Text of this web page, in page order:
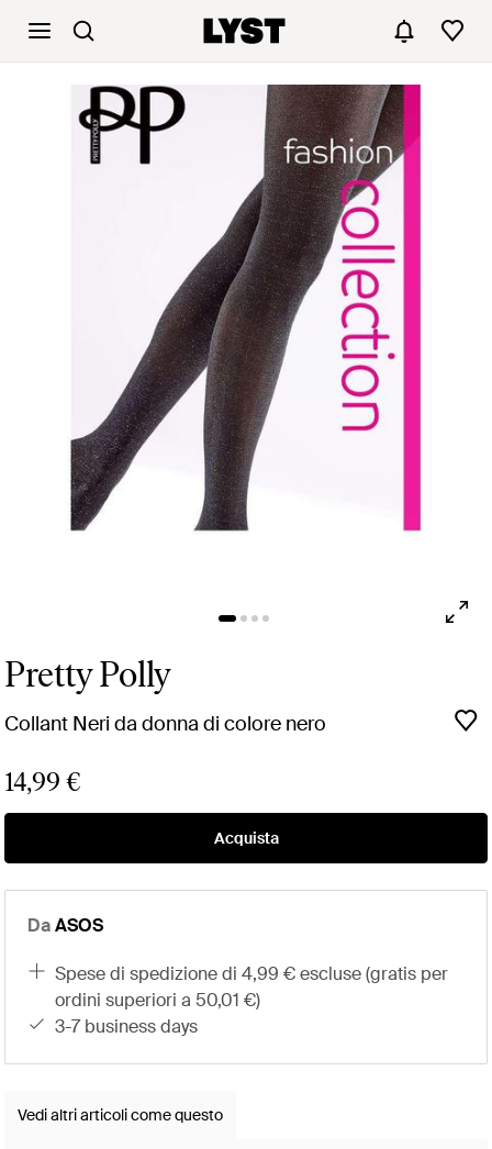
Pretty Polly
Collant Neri da donna di colore nero
14,99 €
Acquista
DaASOS
spese di spedizione di 4,99 € escluse (gratis per
ordini superiori a 50,01 €)
3-7 business days
Vedi altri articoli come questo